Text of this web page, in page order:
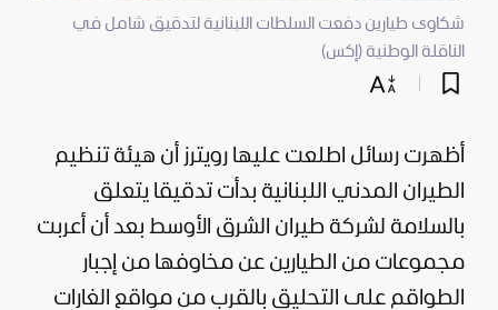
شكاوى طيارين دفعت السلطات اللبنانية لتدقيق شامل في
الناقلة الوطنية (إكس)
أظهرت رسائل اطلعت عليها رويترز أن هيئة تنظيم
الطيران المدني اللبنانية بدأت تدقيقا يتعلق
بالسلامة لشركة طيران الشرق الأوسط بعد أن أعربت
مجموعات من الطيارين عن مخاوفها من إجبار
الطواقم على التحليق بالقرب من مواقع الغارات